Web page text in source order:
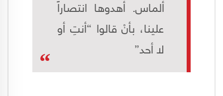
ألماس. أهدوها انتصاراً
علينا، بأنْ قالوا “أنتِ أو
لا أحد”